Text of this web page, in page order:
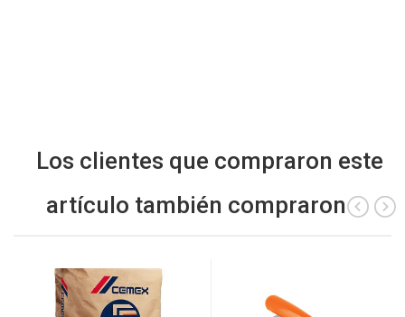
Los clientes que compraron este
artículo también compraron